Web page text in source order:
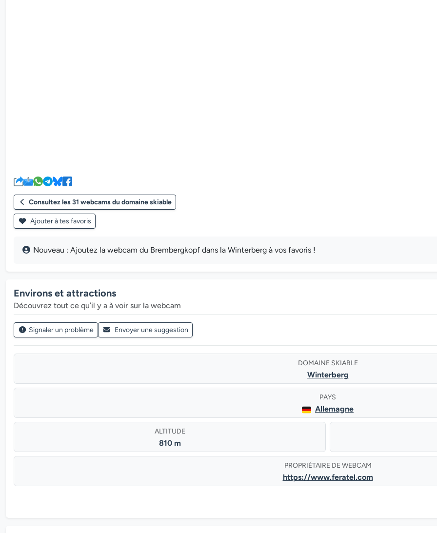
Consultez les 31 webcams du domaine skiable
Ajouter à tes favoris
Nouveau : Ajoutez la webcam du Brembergkopf dans la Winterberg à vos favoris !
Environs et attractions
Découvrez tout ce qu’il y a à voir sur la webcam
Signaler un problème Envoyer une suggestion
DOMAINE SKIABLE
Winterberg
PAYS
Allemagne
ALTITUDE
810 m
PROPRIÉTAIRE DE WEBCAM
https://www.feratel.com